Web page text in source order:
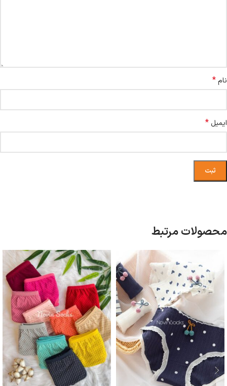
نام*
ایمیل *
محصولات مرتبط